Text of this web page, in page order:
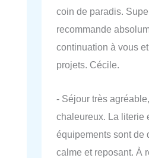
coin de paradis.
recommande
continuation à vous
projets. Cécile.
- Séjour très
chaleureux. La literie
équipements sont de
calme et reposant. À